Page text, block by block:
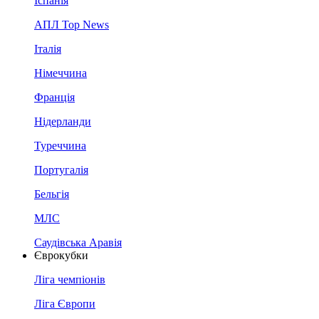
АПЛ Top News
Італія
Німеччина
Франція
Нідерланди
Туреччина
Португалія
Бельгія
МЛС
Саудівська Аравія
Єврокубки
Ліга чемпіонів
Ліга Європи